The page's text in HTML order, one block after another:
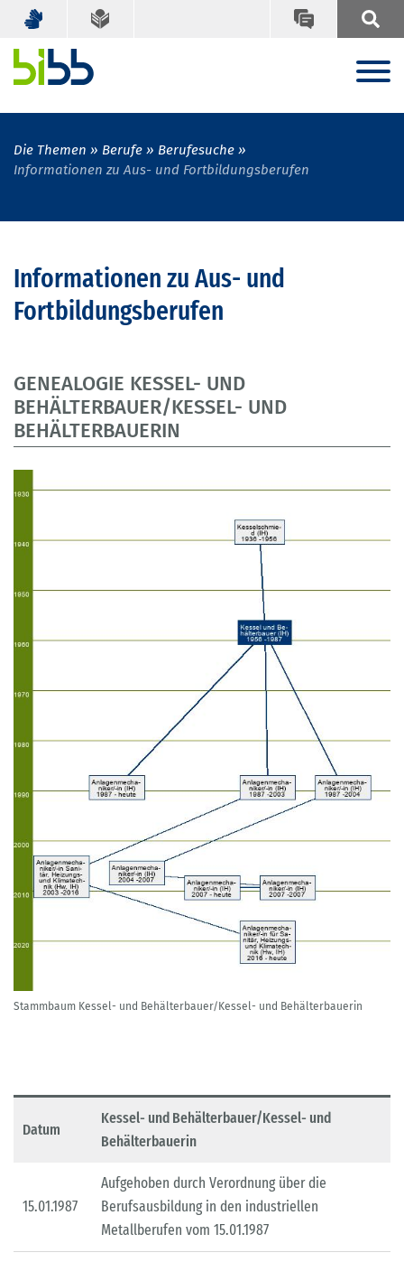
Die Themen Berufe
Berufesuche
Informationen zu Aus- und Fortbildungsberufen
Informationen zu Aus- und
Fortbildungsberufen
GENEALOGIE KESSEL- UND
BEHÄLTERBAUER/KESSEL- UND
BEHÄLTERBAUERIN
Stammbaum Kessel- und Behälterbauer/Kessel- und Behälterbauerin
Datum
Kessel- und Behälterbauer/Kessel- und
Behälterbauerin
15.01.1987
Aufgehoben durch Verordnung über die
Berufsausbildung in den industriellen
Metallberufen vom 15.01.1987